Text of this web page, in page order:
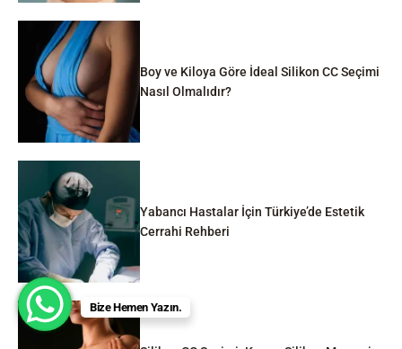
Boy ve Kiloya Göre İdeal Silikon CC Seçimi
Nasıl Olmalıdır?
Yabancı Hastalar İçin Türkiye’de Estetik
Cerrahi Rehberi
Bize Hemen Yazın.